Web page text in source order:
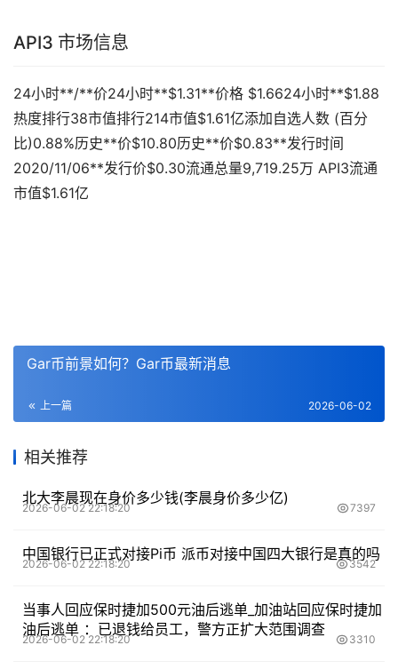
API3 市场信息
24小时**/**价24小时**$1.31**价格 $1.6624小时**$1.88
热度排行38市值排行214市值$1.61亿添加自选人数 (百分
比)0.88%历史**价$10.80历史**价$0.83**发行时间
2020/11/06**发行价$0.30流通总量9,719.25万 API3流通
市值$1.61亿
Gar币前景如何？Gar币最新消息
上一篇 2026-06-02
相关推荐
北大李晨现在身价多少钱(李晨身价多少亿)
2026-06-02 22:18:20 7397
中国银行已正式对接Pi币 派币对接中国四大银行是真的吗
2026-06-02 22:18:20 3542
当事人回应保时捷加500元油后逃单_加油站回应保时捷加
油后逃单 ：已退钱给员工，警方正扩大范围调查
2026-06-02 22:18:20 3310